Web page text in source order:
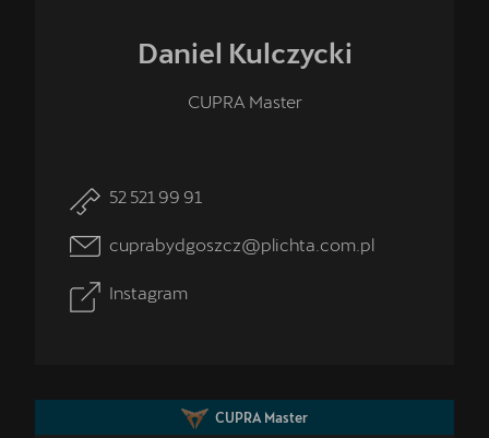
Daniel Kulczycki
CUPRA Master
52 521 99 91
cuprabydgoszcz@plichta.com.pl
Instagram
CUPRA Master